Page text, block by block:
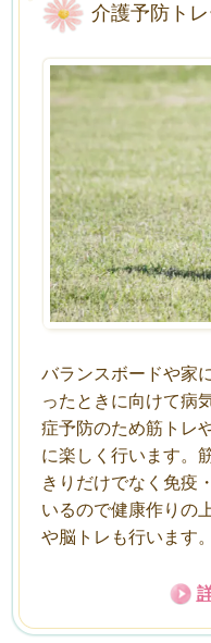
介護予防ト
バランスボードや家
ったときに向けて病
症予防のため筋トレ
に楽しく行います。
きりだけでなく免疫
いるので健康作りの
や脳トレも行います。